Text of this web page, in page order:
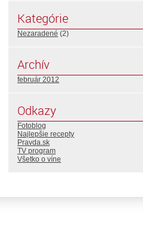
Kategórie
Nezaradené (2)
Archív
február 2012
Odkazy
Fotoblog
Najlepšie recepty
Pravda.sk
TV program
Všetko o víne